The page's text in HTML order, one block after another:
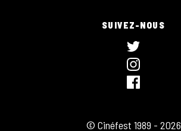
SUIVEZ-NOUS
© Cinéfest 1989 - 2026